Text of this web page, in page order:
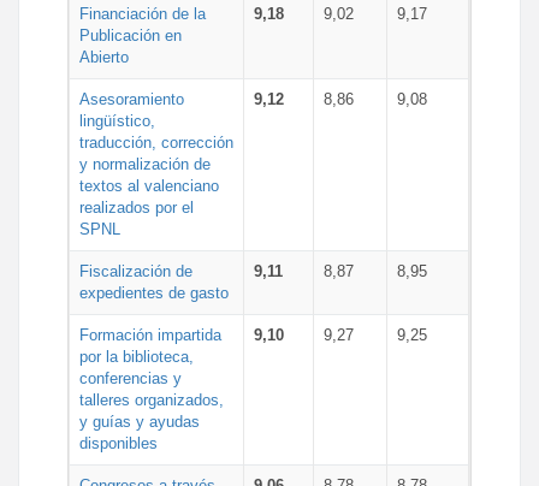
Financiación de la
Publicación en
Abierto
9,18 9,02 9,17
Asesoramiento
lingüístico,
traducción, corrección
y normalización de
textos al valenciano
realizados por el
SPNL
9,12 8,86 9,08
Fiscalización de
expedientes de gasto
9,11 8,87 8,95
Formación impartida
por la biblioteca,
conferencias y
talleres organizados,
y guías y ayudas
disponibles
9,10 9,27 9,25